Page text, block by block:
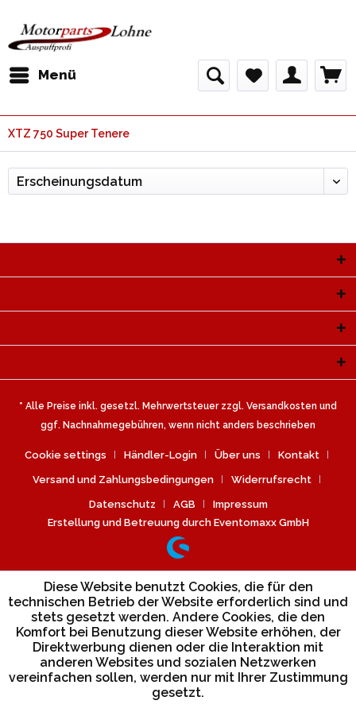
Menü
XTZ 750 Super Tenere
* Alle Preise inkl. gesetzl. Mehrwertsteuer zzgl. Versandkosten und
ggf. Nachnahmegebühren, wenn nicht anders beschrieben
Cookie settings Händler-Login Über uns Kontakt
Versand und Zahlungsbedingungen Widerrufsrecht
Datenschutz AGB
Impressum
Erstellung und Betreuung durch Eventomaxx GmbH
Diese Website benutzt Cookies, die für den
technischen Betrieb der Website erforderlich sind und
stets gesetzt werden. Andere Cookies, die den
Komfort bei Benutzung dieser Website erhöhen, der
Direktwerbung dienen oder die Interaktion mit
anderen Websites und sozialen Netzwerken
vereinfachen sollen, werden nur mit Ihrer Zustimmung
gesetzt.